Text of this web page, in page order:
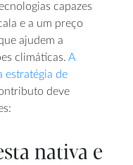
capazes
e a um preço
ajudem a
climáticas. A
estratégia de
deve
nativa e